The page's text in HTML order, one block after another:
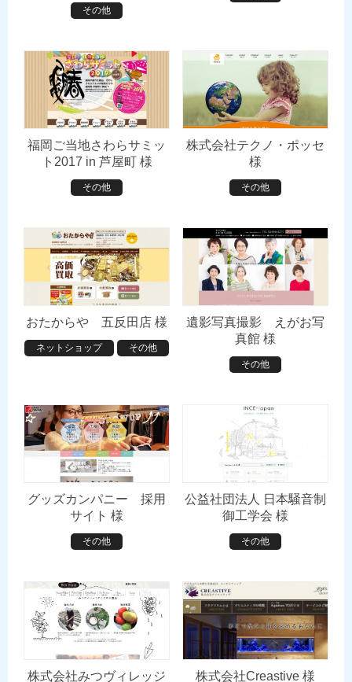
その他
福岡ご当地さわらサミッ
ト2017 in 芦屋町 様
その他
株式会社テクノ・ポッセ
様
その他
おたからや 五反田店 様
ネットショップ その他
遺影写真撮影 えがお写
真館 様
その他
グッズカンパニー 採用
サイト 様
その他
公益社団法人 日本騒音制
御工学会 様
その他
株式会社みつヴィレッジ 株式会社Creastive 様